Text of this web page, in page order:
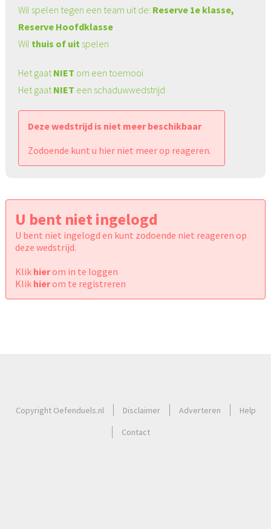
Wil spelen tegen een team uit de: Reserve 1e klasse,
Reserve Hoofdklasse
Wil thuis of uit spelen
Het gaatNIET om een toernooi
Het gaatNIET een schaduwwedstrijd
Deze wedstrijd is niet meer beschikbaar
Zodoende kunt u hier niet meer op reageren.
U bent niet ingelogd
U bent niet ingelogd en kunt zodoende niet reageren op
deze wedstrijd.
Klik hierom in te loggen
Klik hierom te registreren
Copyright Oefenduels.nl Disclaimer Adverteren
Help
Contact